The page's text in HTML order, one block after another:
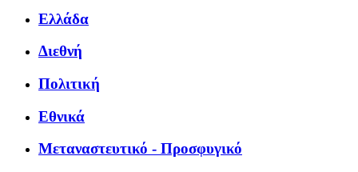
Ελλάδα
Διεθνή
Πολιτική
Εθνικά
Μεταναστευτικό - Προσφυγικό